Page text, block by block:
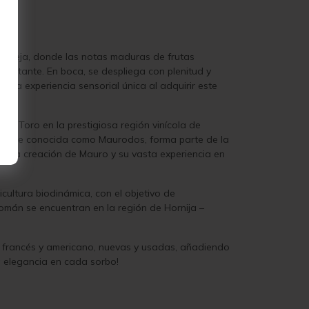
donde las notas maduras de frutas
En boca, se despliega con plenitud y
experiencia sensorial única al adquirir este
Toro en la prestigiosa región vinícola de
conocida como Maurodos, forma parte de la
la creación de Mauro y su vasta experiencia en
biodinámica, con el objetivo de
se encuentran en la región de Hornija –
y americano, nuevas y usadas, añadiendo
elegancia en cada sorbo!